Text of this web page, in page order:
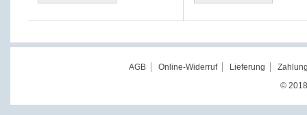
AGB Online-Widerruf Lieferung
©